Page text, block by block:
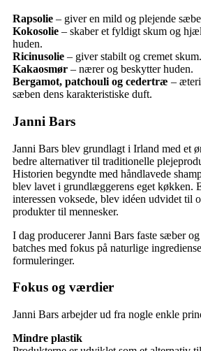
Rapsolie – giver en mild og plejende
Kokosolie – skaber et fyldigt skum og
huden.
Ricinusolie – giver stabilt og cremet skum.
Kakaosmør – nærer og beskytter huden.
Bergamot, patchouli og cedertræ –
sæben dens karakteristiske duft.
Janni Bars
Janni Bars blev grundlagt i Irland med et
bedre alternativer til traditionelle
Historien begyndte med håndlavede
blev lavet i grundlæggerens eget køkken.
interessen voksede, blev idéen udvidet til
produkter til mennesker.
I dag producerer Janni Bars faste sæber
batches med fokus på naturlige
formuleringer.
Fokus og værdier
Janni Bars arbejder ud fra nogle enkle
Mindre plastik